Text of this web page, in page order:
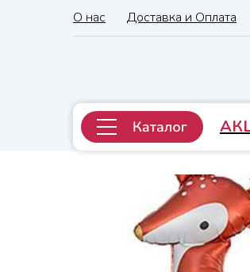
О нас Доставка и Оплата